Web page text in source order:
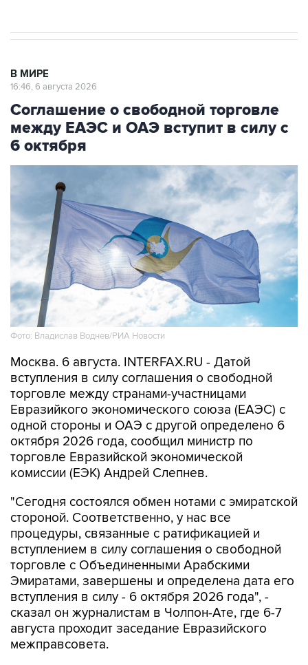
В МИРЕ
16:46, 6 августа 2026
Соглашение о свободной торговле
между ЕАЭС и ОАЭ вступит в силу с
6 октября
Фото: Владислав Воднев/РИА Новости
Москва. 6 августа. INTERFAX.RU - Датой
вступления в силу соглашения о свободной
торговле между странами-участницами
Евразийкого экономического союза (ЕАЭС) с
одной стороны и ОАЭ с другой определено 6
октября 2026 года, сообщил министр по
торговле Евразийской экономической
комиссии (ЕЭК) Андрей Слепнев.
"Сегодня состоялся обмен нотами с эмиратской
стороной. Соответственно, у нас все
процедуры, связанные с ратификацией и
вступлением в силу соглашения о свободной
торговле с Объединенными Арабскими
Эмиратами, завершены и определена дата его
вступления в силу - 6 октября 2026 года", -
сказал он журналистам в Чолпон-Ате, где 6-7
августа проходит заседание Евразийского
межправсовета.